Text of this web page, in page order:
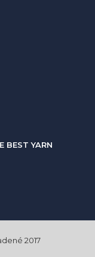
BEST YARN
2017